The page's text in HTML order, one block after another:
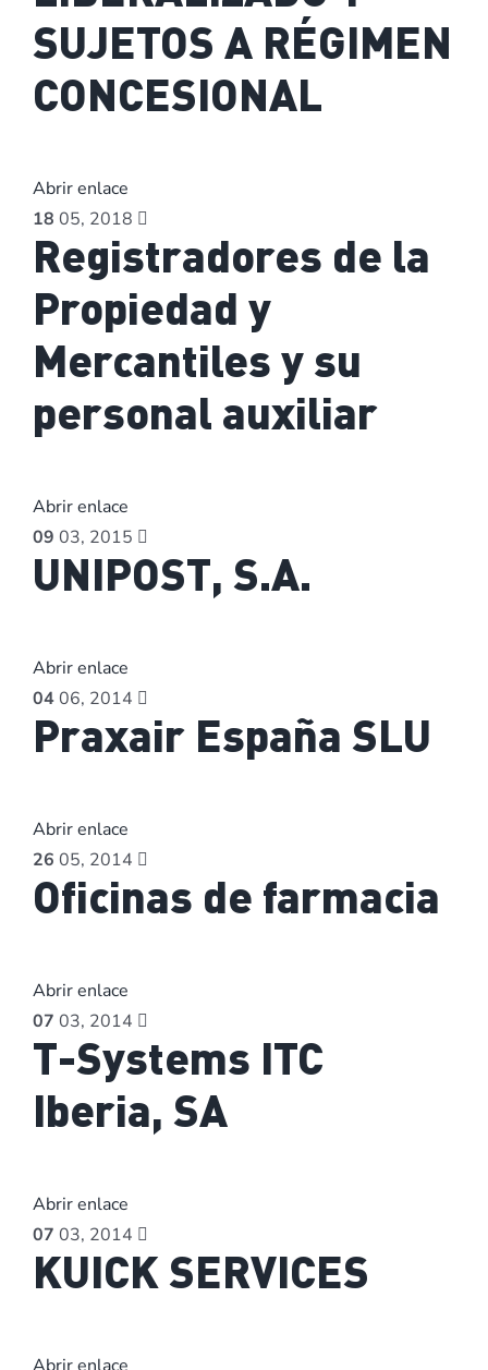
SUJETOS A RÉGIMEN
CONCESIONAL
Abrir enlace
18 05, 2018
Registradores de la
Propiedad y
Mercantiles y su
personal auxiliar
Abrir enlace
09 03, 2015
UNIPOST, S.A.
Abrir enlace
0406, 2014
Praxair España SLU
Abrir enlace
26 05, 2014
Oficinas de farmacia
Abrir enlace
07 03, 2014
T-Systems ITC
Iberia, SA
Abrir enlace
07 03, 2014
KUICK SERVICES